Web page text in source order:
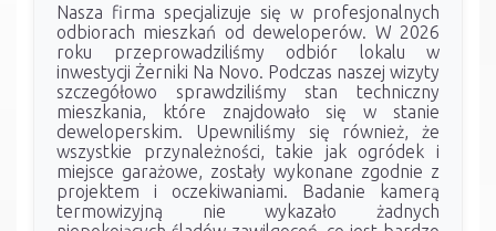
Nasza firma specjalizuje się w profesjonalnych
odbiorach mieszkań od deweloperów. W 2026
roku przeprowadziliśmy odbiór lokalu w
inwestycji Żerniki Na Novo. Podczas naszej wizyty
szczegółowo sprawdziliśmy stan techniczny
mieszkania, które znajdowało się w stanie
deweloperskim. Upewniliśmy się również, że
wszystkie przynależności, takie jak ogródek i
miejsce garażowe, zostały wykonane zgodnie z
projektem i oczekiwaniami. Badanie kamerą
termowizyjną nie wykazało żadnych